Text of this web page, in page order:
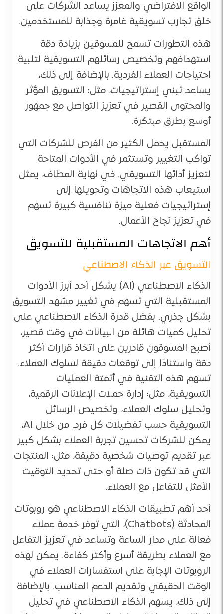
الواقع الافتراضي والمعزز يساعد الشركات على
خلق تجارب تسويقية غامرة وجذابة للمستخدمين.
هذه التطورات تسمح للمسوقين بزيادة دقة
استهدافهم وتخصيص رسائلهم التسويقية لتلبية
احتياجات العملاء الفردية. بالإضافة إلى ذلك،
يساعد تبني إستراتيجيات، مثل: التسويق المؤثر
والمحتوى القصير في تعزيز التواصل مع جمهور
أوسع بطرق مبتكرة.
المستقبل يحمل الكثير من الفرص للشركات التي
تواكب التغيير وتستثمر في الأدوات المتاحة
لتعزيز أدائها التسويقي. في نهاية المطاف، يمثل
استيعاب هذه الاتجاهات وتحويلها إلى
إستراتيجيات فعلية ميزة تنافسية كبيرة تسهم
في تعزيز نجاح الأعمال.
أهم الاتجاهات المستقبلية للتسويق
التسويق عبر الذكاء الاصطناعي
الذكاء الاصطناعي (AI) يشكل أحد أبرز الأدوات
المستقبلية التي تسهم في تغيير مشهد التسويق
بشكل جذري. بفضل قدرة الذكاء الاصطناعي على
تحليل كميات هائلة من البيانات في وقت قصير،
أصبح المسوقون قادرين على اتخاذ قرارات أكثر
دقة واستنادًا إلى توقعات دقيقة لسلوك العملاء.
تسهم هذه التقنية في أتمتة العمليات
التسويقية، مثل: إدارة حملات الإعلانات الرقمية،
وتحليل سلوك العملاء، وتخصيص الرسائل
التسويقية حسب تفضيلات كل فرد. من خلال AI،
يمكن للشركات تحسين تجربة العملاء بشكل كبير
عبر تقديم توصيات شخصية دقيقة، مثل: المنتجات
التي قد تكون ذات صلة أو حتى تحديد التوقيت
الأمثل للتفاعل مع العملاء.
أحد أهم تطبيقات الذكاء الاصطناعي هو روبوتات
المحادثة (Chatbots)، التي توفر خدمة عملاء
فعالة على مدار الساعة وتساعد في تعزيز التفاعل
مع العملاء بطريقة أسرع وأكثر كفاءة. يمكن لهذه
الروبوتات الإجابة على استفسارات العملاء في
الوقت الحقيقي وتقديم الدعم المناسب. بالإضافة
إلى ذلك، يسهم الذكاء الاصطناعي في تحليل